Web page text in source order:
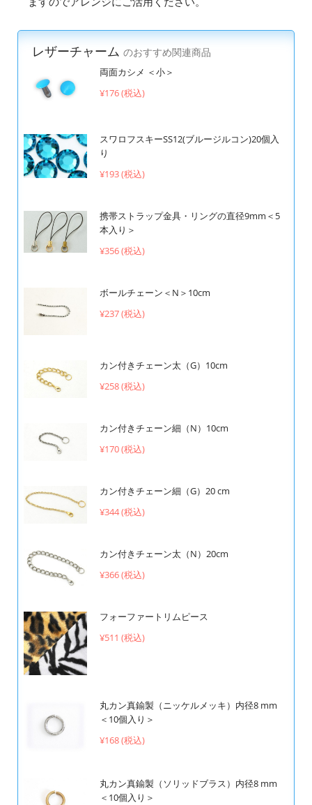
レザーチャーム のおすすめ関連商品
両面カシメ ＜小＞
¥176 (税込)
スワロフスキーSS12(ブルージルコン)20個入
り
¥193 (税込)
携帯ストラップ金具・リングの直径9mm＜5
本入り＞
¥356 (税込)
ボールチェーン＜N＞10cm
¥237 (税込)
カン付きチェーン太（G）10cm
¥258 (税込)
カン付きチェーン細（N）10cm
¥170 (税込)
カン付きチェーン細（G）20 cm
¥344 (税込)
カン付きチェーン太（N）20cm
¥366 (税込)
フォーファートリムピース
¥511 (税込)
丸カン真鍮製（ニッケルメッキ）内径8 mm
＜10個入り＞
¥168 (税込)
丸カン真鍮製（ソリッドブラス）内径8 mm
＜10個入り＞